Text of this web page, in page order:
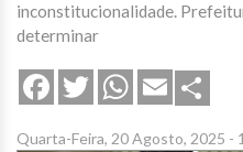
inconstitucionalidade.
determinar
FacebookTwitterWhatsApp
Email
Quarta-Feira, 20 Agosto, 2025 -